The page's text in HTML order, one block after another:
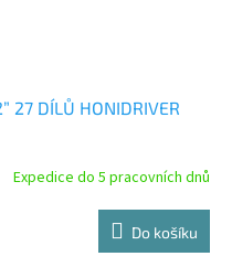
27 DÍLŮ HONIDRIVER
Expedice do 5 pracovních dnů
Do košíku